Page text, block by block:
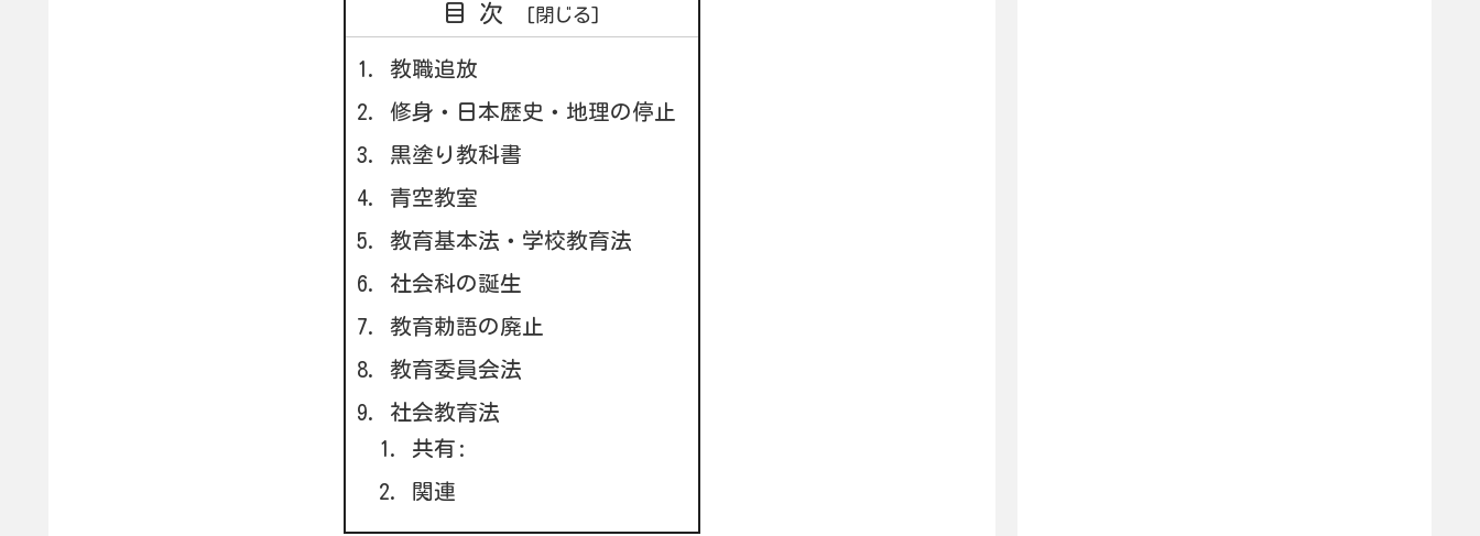
目次
教職追放
修身・日本歴史・地理の停止
黒塗り教科書
青空教室
教育基本法・学校教育法
社会科の誕生
教育勅語の廃止
教育委員会法
社会教育法
共有:
関連